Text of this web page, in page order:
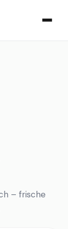
– frische